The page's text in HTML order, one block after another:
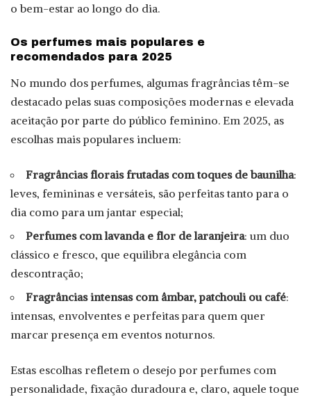
o bem-estar ao longo do dia.
Os perfumes mais populares e
recomendados para 2025
No mundo dos perfumes, algumas fragrâncias têm-se
destacado pelas suas composições modernas e elevada
aceitação por parte do público feminino. Em 2025, as
escolhas mais populares incluem:
Fragrâncias florais frutadas com toques de baunilha:
leves, femininas e versáteis, são perfeitas tanto para o
dia como para um jantar especial;
Perfumes com lavanda e flor de laranjeira: um duo
clássico e fresco, que equilibra elegância com
descontração;
Fragrâncias intensas com âmbar, patchouli ou café:
intensas, envolventes e perfeitas para quem quer
marcar presença em eventos noturnos.
Estas escolhas refletem o desejo por perfumes com
personalidade, fixação duradoura e, claro, aquele toque